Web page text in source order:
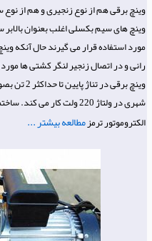
وینچ برقی هم از نوع زنجیری و هم از
وینچ های سیم بکسلی اغلب بعنوان
مورد استفاده قرار می گیرند حال آنکه
رانی و در اتصال زنجیر لنگر کشتی ها
وینچ برقی
شهری در ولتاژ 220 ولت کار
الکتروموتور ترمزمطالعه بیشتر ...